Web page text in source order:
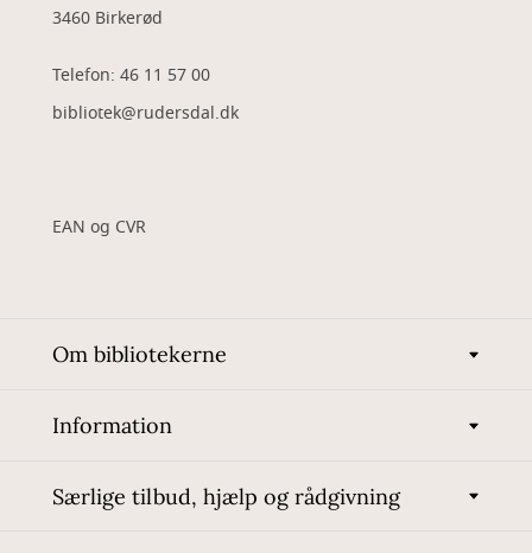
3460 Birkerød
Telefon: 46 11 57 00
bibliotek@rudersdal.dk
EAN og CVR
Om bibliotekerne
Information
Særlige tilbud, hjælp og rådgivning